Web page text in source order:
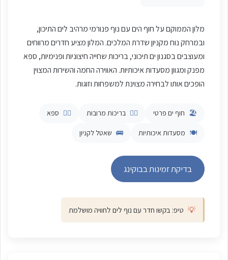
מלון הממוקם על חוף הים עם נוף פנורמי מרהיב לים התיכון,
ובמרחק נוח מקניון שדרת המלכים. המלון מציע חדרים מרווחים
ומעוצבים בסגנון ים תיכוני, בריכות שחייה חיצוניות ופנימיות, ספא
מפנק ומגוון מסעדות איכותיות. האווירה החמה והשירות המצוין
הופכים אותו לבחירה מצוינת למשפחות וזוגות.
🏖️ חוף ים פרטי 🏊‍♂️ בריכות מרובות 🧖‍♀️ ספא
🍽️ מסעדות איכותיות 🚌 שאטל לקניון
בדיקת זמינות בבוקינג
💡 טיפ: בקשו חדר עם נוף לים לחוויה מושלמת